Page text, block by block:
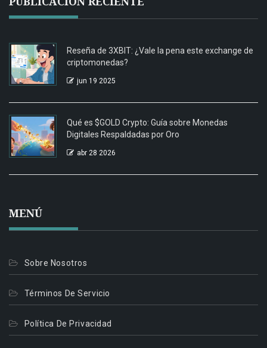
Reseña de 3XBIT: ¿Vale la pena este exchange de
criptomonedas?
jun 19 2025
Qué es $GOLD Crypto: Guía sobre Monedas
Digitales Respaldadas por Oro
abr 28 2026
MENÚ
Sobre Nosotros
Términos De Servicio
Política De Privacidad